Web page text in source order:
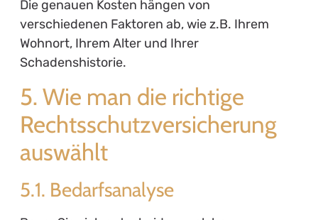
und erstrecken sich über persönliche,
berufliche und verkehrsrechtliche Themen.
Wenn Sie sich der Frage stellen,
Rechtsschutzversicherung ab?“, sollten Sie
sich eine individuelle Bedarfsanalyse erstellen
und die verschiedenen Angebote vergleichen.
Nur so können Sie die passende
die nötige Sicherheit und Unterstützung